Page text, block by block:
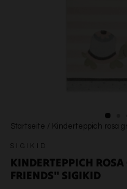
Startseite / Kinderteppich rosa
SIGIKID
KINDERTEPPICH
FRIENDS" SIGIKID